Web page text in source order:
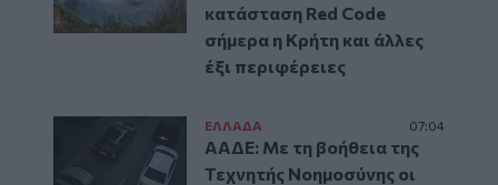
κατάσταση Red Code
σήμερα η Κρήτη και άλλες
έξι περιφέρειες
ΕΛΛAΔΑ 07:04
ΑΑΔΕ: Με τη βοήθεια της
Τεχνητής Νοημοσύνης οι